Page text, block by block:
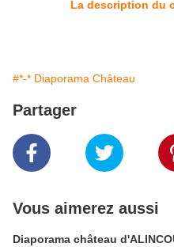
La description du
#*-* Diaporama Château
Partager
Vous aimerez aussi
Diaporama château